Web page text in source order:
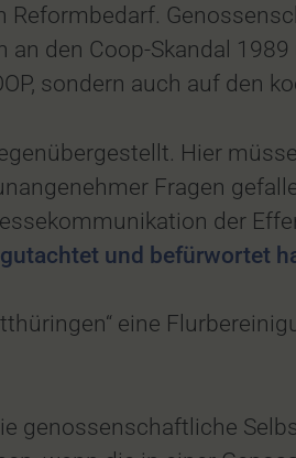
den Coop-Skandal
sondern auch auf den
Hier
Fragen
der
und befürwortet
eine
genossenschaftliche